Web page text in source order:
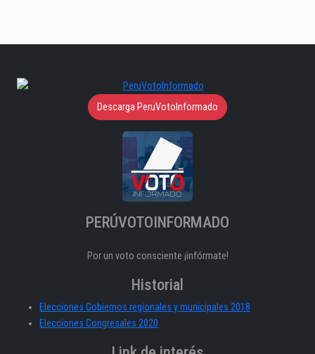
Descarga PeruVotoInformado
PERÚVOTOINFORMADO
Por un voto consciente ¡infórmate!
Historial
Elecciones Gobiernos regionales y municipales 2018
Elecciones Congresales 2020